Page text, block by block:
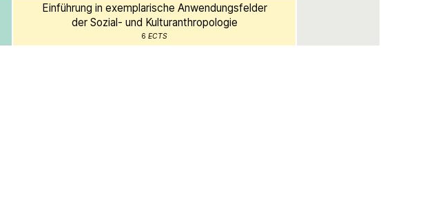
Einführung in exemplarische Anwendungsfelder
der Sozial- und Kulturanthropologie
6 ECTS